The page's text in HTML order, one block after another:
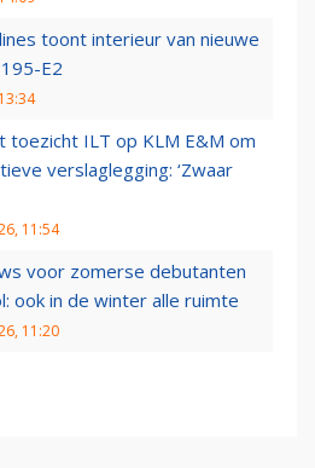
toont interieur van nieuwe
E2
toezicht ILT op KLM E&M om
verslaglegging: ‘Zwaar
11:54
voor zomerse debutanten
ook in de winter alle ruimte
11:20